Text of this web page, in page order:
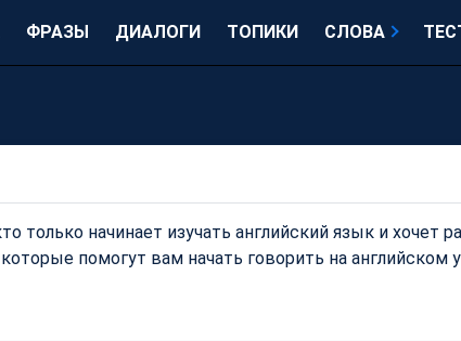
ФРАЗЫ ДИАЛОГИ ТОПИКИ СЛОВА
только начинает изучать английский язык и хочет
помогут вам начать говорить на английском